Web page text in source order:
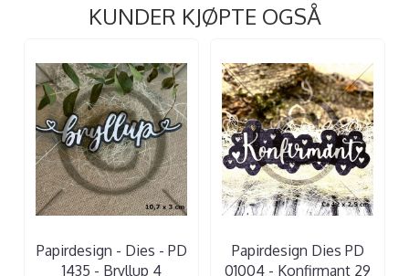
KUNDER KJØPTE OGSÅ
Papirdesign - Dies - PD
1435 - Bryllup 4
Papirdesign Dies PD
01004 - Konfirmant 29